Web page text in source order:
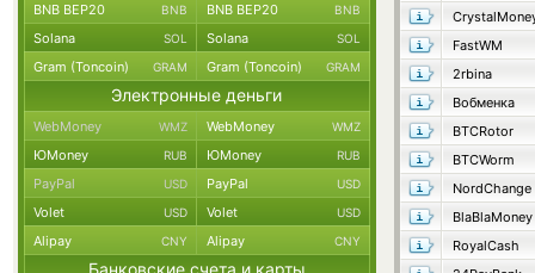
FastWM
2rbina
Вобменка
BTCRotor
BTCWorm
NordChange
BlaBlaMoney
RoyalCash
BNB BEP20 BNB BNB BEP20 BNB
Solana SOL Solana SOL
Gram (Toncoin) GRAM Gram (Toncoin) GRAM
Электронные деньги
WebMoney WMZ WebMoney WMZ
ЮMoney RUB ЮMoney RUB
PayPal USD PayPal USD
Volet USD Volet USD
Alipay CNY Alipay CNY
Банковские счета и карты